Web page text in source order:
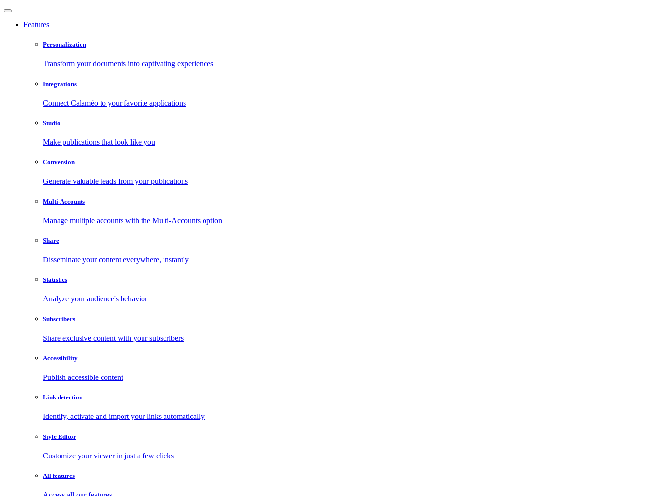
Features
Personalization
Transform your documents into captivating experiences
Integrations
Connect Calaméo to your favorite applications
Studio
Make publications that look like you
Conversion
Generate valuable leads from your publications
Multi-Accounts
Manage multiple accounts with the Multi-Accounts option
Share
Disseminate your content everywhere, instantly
Statistics
Analyze your audience's behavior
Subscribers
Share exclusive content with your subscribers
Accessibility
Publish accessible content
Link detection
Identify, activate and import your links automatically
Style Editor
Customize your viewer in just a few clicks
All features